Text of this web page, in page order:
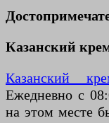
Казанский
Казанский
Ежедневно с
на этом месте